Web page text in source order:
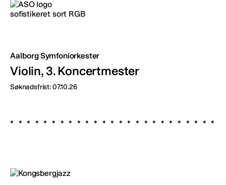
Aalborg Symfoniorkester
Violin, 3. Koncertmester
Søknadsfrist: 07.10.26